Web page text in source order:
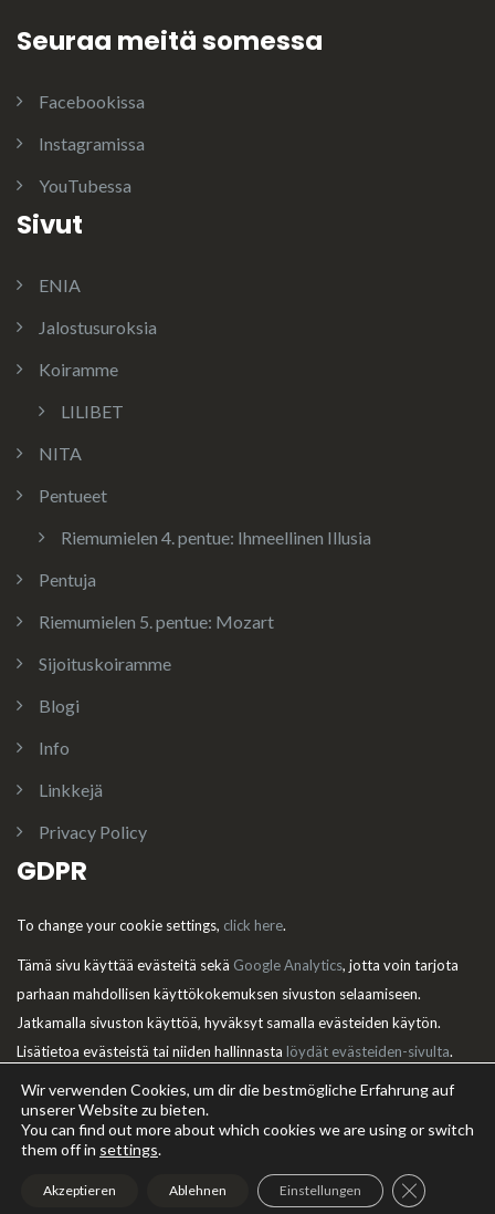
Seuraa meitä somessa
Facebookissa
Instagramissa
YouTubessa
Sivut
ENIA
Jalostusuroksia
Koiramme
LILIBET
NITA
Pentueet
Riemumielen 4. pentue: Ihmeellinen Illusia
Pentuja
Riemumielen 5. pentue: Mozart
Sijoituskoiramme
Blogi
Info
Linkkejä
Privacy Policy
GDPR
To change your cookie settings, click here.
Tämä sivu käyttää evästeitä sekä Google Analytics, jotta voin tarjota
parhaan mahdollisen käyttökokemuksen sivuston selaamiseen.
Jatkamalla sivuston käyttöä, hyväksyt samalla evästeiden käytön.
Lisätietoa evästeistä tai niiden hallinnasta löydät evästeiden-sivulta.
Illdy.© Riemumielen kennel. Copyright 2016 - 2025. All
Rights Reserved.
Wir verwenden Cookies, um dir die bestmögliche Erfahrung auf
unserer Website zu bieten.
You can find out more about which cookies we are using or switch
them off in settings.
Akzeptieren Ablehnen Einstellungen GDPR